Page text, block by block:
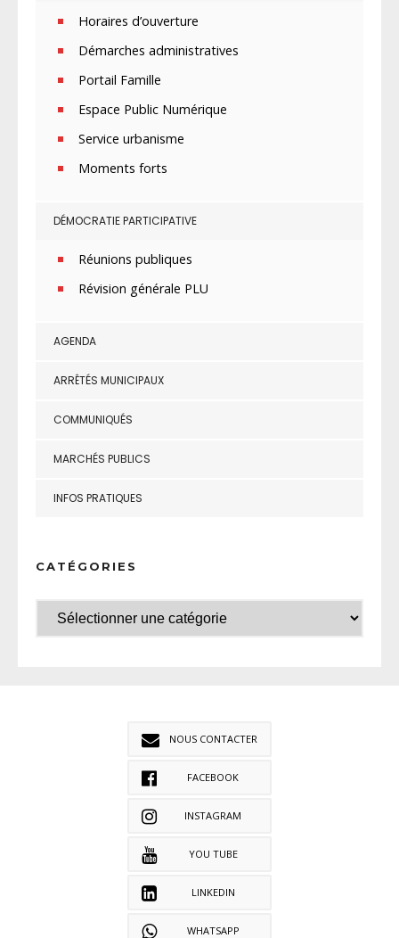
Horaires d’ouverture
Démarches administratives
Portail Famille
Espace Public Numérique
Service urbanisme
Moments forts
DÉMOCRATIE PARTICIPATIVE
Réunions publiques
Révision générale PLU
AGENDA
ARRÊTÉS MUNICIPAUX
COMMUNIQUÉS
MARCHÉS PUBLICS
INFOS PRATIQUES
CATÉGORIES
NOUS CONTACTER
FACEBOOK
INSTAGRAM
YOU TUBE
LINKEDIN
WHATSAPP